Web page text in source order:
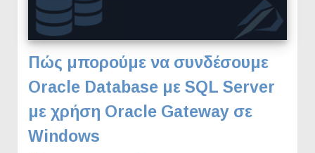
Πώς μπορούμε να συνδέσουμε
Oracle Database με SQL Server
με χρήση Oracle Gateway σε
Windows